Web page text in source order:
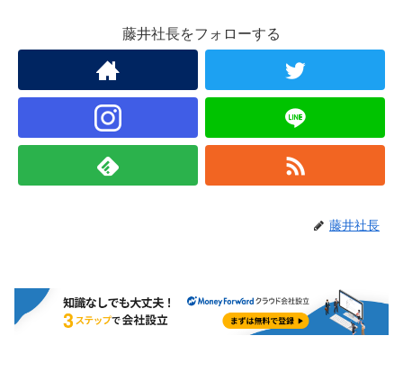
藤井社長をフォローする
藤井社長